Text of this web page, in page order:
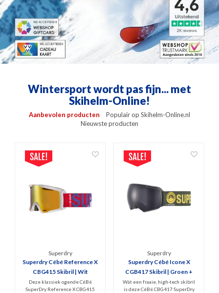
Wintersport wordt pas fijn... met
Skihelm-Online!
Aanbevolen producten
Populair op Skihelm-Online.nl
Nieuwste producten
Superdry
Superdry Cébé Reference X
CBG415 Skibril | Wit
Deze klassiek ogende CéBé
SuperDry Reference X CBG415
Superdry
Superdry Cébé Icone X
CGB417 Skibril | Groen +
EXTRA LENS
Wát een fraaie, high-tech skibril
is deze CéBé CBG417 SuperDry